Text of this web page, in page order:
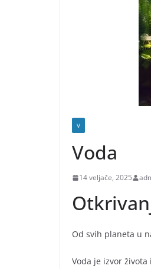
V
Voda
14 veljače, 2025
Od svih planeta u
Voda je izvor